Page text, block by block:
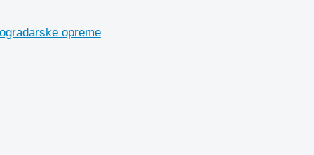
opreme